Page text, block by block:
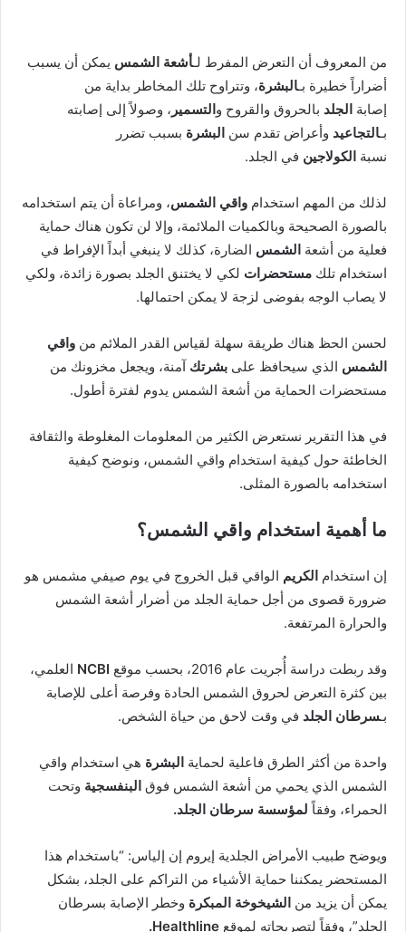
من المعروف أن التعرض المفرط لـأشعة الشمس يمكن أن يسبب
أضراراً خطيرة بـالبشرة، وتتراوح تلك المخاطر بداية من
إصابة الجلد بالحروق والقروح و التسمير ، وصولاً إلى إصابته
بـالتجاعيد وأعراض تقدم سن البشرة بسبب تضرر
نسبة الكولاجين في الجلد.
لذلك من المهم استخدام واقي الشمس، ومراعاة أن يتم استخدامه
بالصورة الصحيحة وبالكميات الملائمة، وإلا لن تكون هناك حماية
فعلية من أشعة الشمس الضارة، كذلك لا ينبغي أبداً الإفراط في
استخدام تلك مستحضرات لكي لا يختنق الجلد بصورة زائدة، ولكي
لا يصاب الوجه بفوضى لزجة لا يمكن احتمالها.
لحسن الحظ هناك طريقة سهلة لقياس القدر الملائم من واقي
الشمس الذي سيحافظ على بشرتك آمنة، ويجعل مخزونك من
مستحضرات الحماية من أشعة الشمس يدوم لفترة أطول.
في هذا التقرير نستعرض الكثير من المعلومات المغلوطة والثقافة
الخاطئة حول كيفية استخدام واقي الشمس، ونوضح كيفية
استخدامه بالصورة المثلى.
ما أهمية استخدام واقي الشمس؟
إن استخدام الكريم الواقي قبل الخروج في يوم صيفي مشمس هو
ضرورة قصوى من أجل حماية الجلد من أضرار أشعة الشمس
والحرارة المرتفعة.
وقد ربطت دراسة أُجريت عام 2016، بحسب موقع NCBI العلمي،
بين كثرة التعرض لحروق الشمس الحادة وفرصة أعلى للإصابة
بـسرطان الجلد في وقت لاحق من حياة الشخص.
واحدة من أكثر الطرق فاعلية لحماية البشرة هي استخدام واقي
الشمس الذي يحمي من أشعة الشمس فوق البنفسجية وتحت
الحمراء، وفقاً لمؤسسة سرطان الجلد.
ويوضح طبيب الأمراض الجلدية إيروم إن إلياس: “باستخدام هذا
المستحضر يمكننا حماية الأشياء من التراكم على الجلد، بشكل
يمكن أن يزيد من الشيخوخة المبكرة وخطر الإصابة بسرطان
الجلد”، وفقاً لتصريحاته لموقع